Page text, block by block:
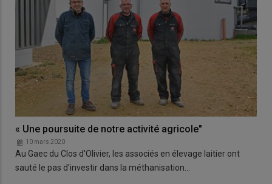
« Une poursuite de notre activité agricole"
10 mars 2020
Au Gaec du Clos d'Olivier, les associés en élevage laitier ont
sauté le pas d'investir dans la méthanisation…